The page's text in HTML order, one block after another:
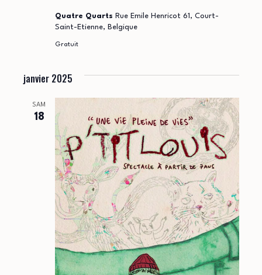
Quatre Quarts Rue Emile Henricot 61, Court-
Saint-Etienne, Belgique
Gratuit
janvier 2025
SAM
18